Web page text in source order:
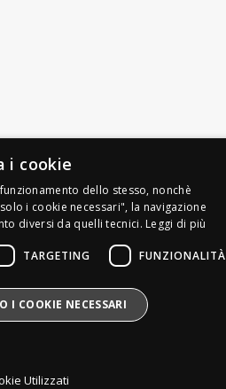
Dario
Napoli
i cookie
dello stesso, nonchè
i cookie necessari", la navigazione
diversi da quelli tecnici. Leggi di più
TARGETING FUNZIONALITÀ
I COOKIE NECESSARI
Utilizzati